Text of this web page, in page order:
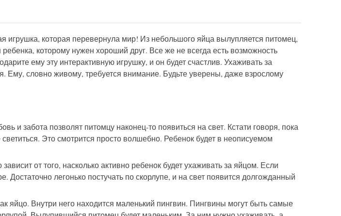
которая перевернула мир! Из небольшого яйца вылупляется питомец,
которому нужен хороший друг. Все же не всегда есть возможность
ему эту интерактивную игрушку, и он будет счастлив. Ухаживать за
Ему, словно живому, требуется внимание. Будьте уверены, даже взрослому
и забота позволят питомцу наконец-то появиться на свет. Кстати говоря, пока
Это смотрится просто волшебно. Ребенок будет в неописуемом
от того, насколько активно ребенок будет ухаживать за яйцом. Если
легонько постучать по скорлупе, и на свет появится долгожданный
яйцо. Внутри него находится маленький пингвин. Пингвины могут быть самые